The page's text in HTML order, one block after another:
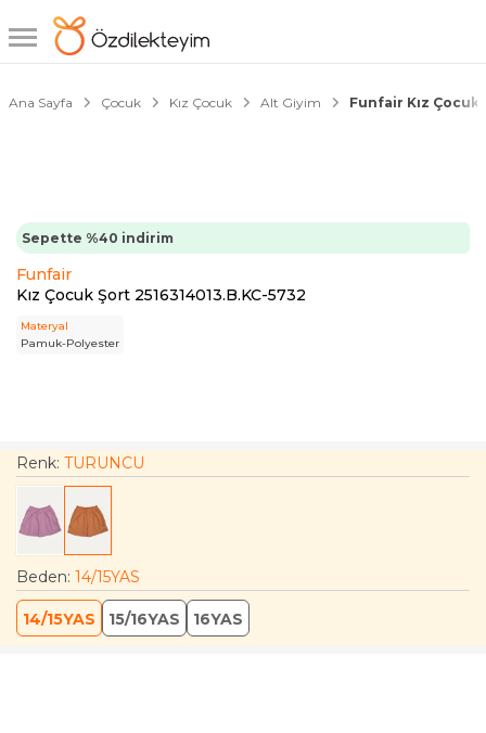
Ana Sayfa Çocuk Kız Çocuk Alt Giyim Funfair Kız Çocuk
Sepette %40 indirim
Funfair
Kız Çocuk Şort 2516314013.B.KC-5732
Materyal
Pamuk-Polyester
1/2
Renk: TURUNCU
Beden: 14/15YAS
14/15YAS 15/16YAS 16YAS